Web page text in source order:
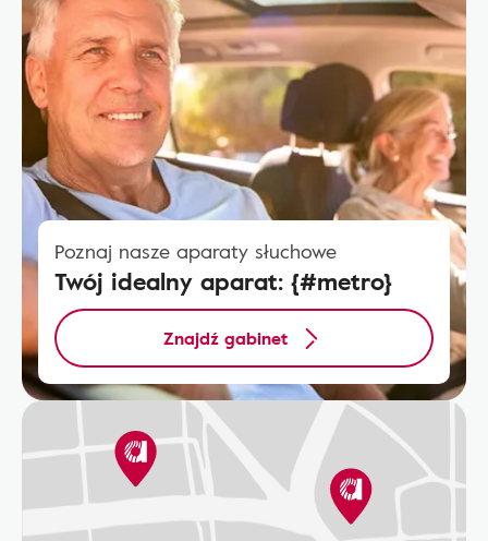
Poznaj nasze aparaty słuchowe
Twój idealny aparat: {#metro}
Znajdź gabinet